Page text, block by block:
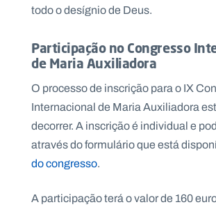
todo o desígnio de Deus.
Participação no Congresso
de Maria Auxiliadora
O processo de inscrição para o IX
Internacional de Maria Auxiliadora
decorrer. A inscrição é individual e
através do formulário que está
do congresso.
A participação terá o valor de 160